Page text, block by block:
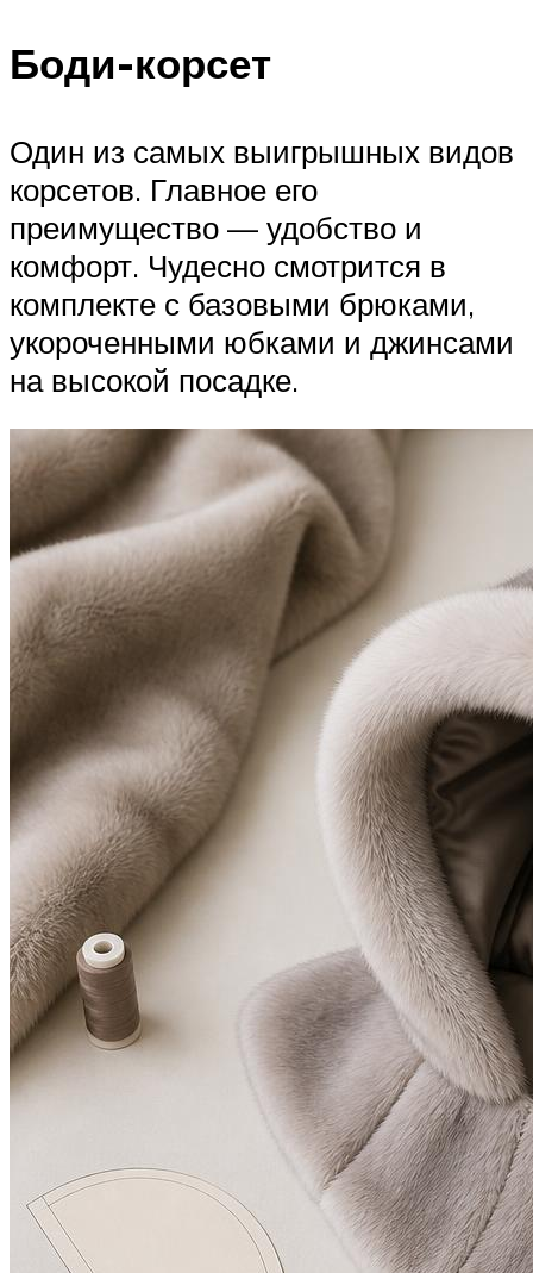
Боди-корсет
Один из самых выигрышных видов
корсетов. Главное его
преимущество — удобство и
комфорт. Чудесно смотрится в
комплекте с базовыми брюками,
укороченными юбками и джинсами
на высокой посадке.